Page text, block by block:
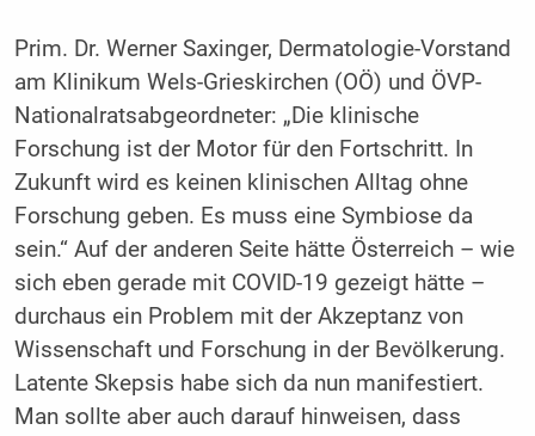
Prim. Dr. Werner Saxinger, Dermatologie-Vorstand
am Klinikum Wels-Grieskirchen (OÖ) und ÖVP-
Nationalratsabgeordneter: „Die klinische
Forschung ist der Motor für den Fortschritt. In
Zukunft wird es keinen klinischen Alltag ohne
Forschung geben. Es muss eine Symbiose da
sein.“ Auf der anderen Seite hätte Österreich – wie
sich eben gerade mit COVID-19 gezeigt hätte –
durchaus ein Problem mit der Akzeptanz von
Wissenschaft und Forschung in der Bevölkerung.
Latente Skepsis habe sich da nun manifestiert.
Man sollte aber auch darauf hinweisen, dass